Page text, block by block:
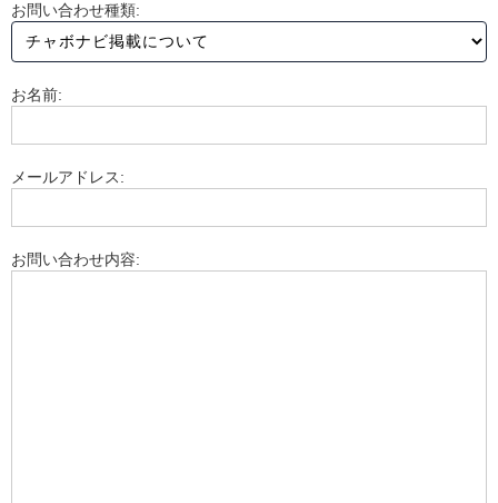
お問い合わせ種類:
お名前:
メールアドレス:
お問い合わせ内容: